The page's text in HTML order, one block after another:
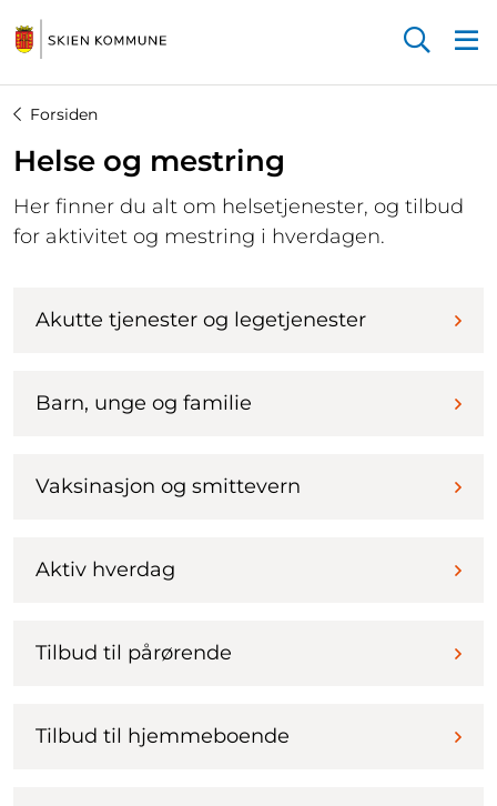
Forsiden
Helse og mestring
Her finner du alt om helsetjenester, og tilbud
for aktivitet og mestring i hverdagen.
Akutte tjenester og legetjenester
Barn, unge og familie
Vaksinasjon og smittevern
Aktiv hverdag
Tilbud til pårørende
Tilbud til hjemmeboende